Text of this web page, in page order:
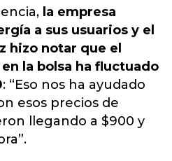
la empresa
a sus usuarios y el
hizo notar que el
la bolsa ha fluctuado
: “Eso nos ha ayudado
esos precios de
llegando a $900 y